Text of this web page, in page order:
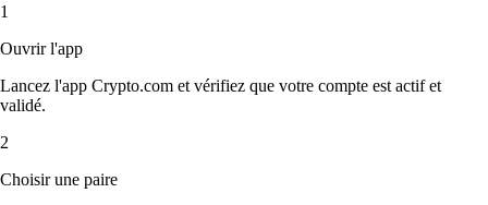
1
Ouvrir l'app
Lancez l'app Crypto.com et vérifiez que votre compte est actif et
validé.
2
Choisir une paire